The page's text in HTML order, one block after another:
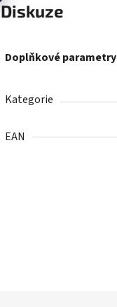
Diskuze
Doplňkové parametry
Kategorie
EAN